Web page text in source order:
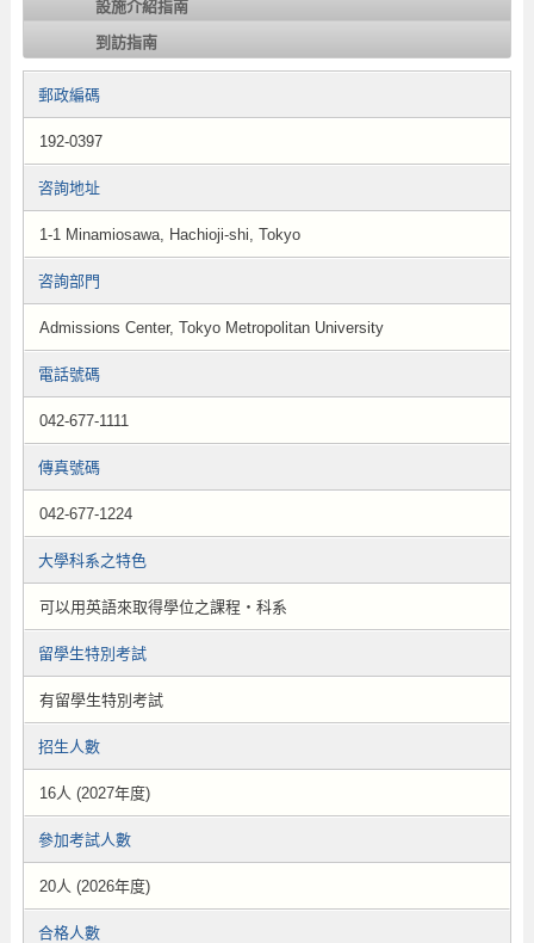
設施介紹指南
到訪指南
郵政編碼
192-0397
咨詢地址
1-1 Minamiosawa, Hachioji-shi, Tokyo
咨詢部門
Admissions Center, Tokyo Metropolitan University
電話號碼
042-677-1111
傳真號碼
042-677-1224
大學科系之特色
可以用英語來取得學位之課程・科系
留學生特別考試
有留學生特別考試
招生人數
16人 (2027年度)
參加考試人數
20人 (2026年度)
合格人數